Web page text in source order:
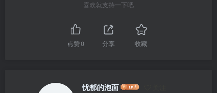
喜欢就支持一下吧
点赞0 分享 收藏
忧郁的泡面